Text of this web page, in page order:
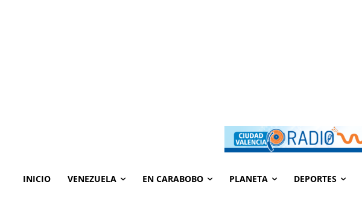
INICIO VENEZUELA EN CARABOBO PLANETA DEPORTES